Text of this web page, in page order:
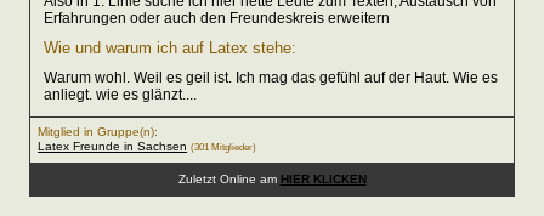
Erfahrungen oder auch den Freundeskreis erweitern
Wie und warum ich auf Latex stehe:
Warum wohl. Weil es geil ist. Ich mag das gefühl auf der Haut. Wie es
anliegt. wie es glänzt....
Mitglied in Gruppe(n):
Latex Freunde in Sachsen (301 Mitglieder)
Zuletzt Online am HIER KLICKEN